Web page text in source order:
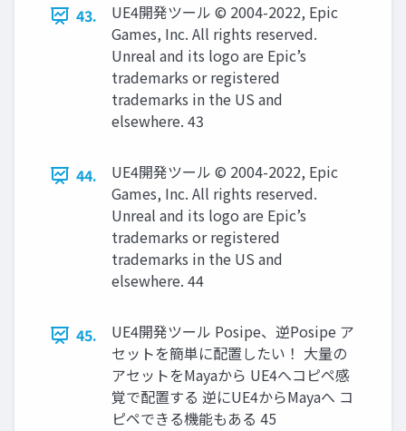
43.
UE4開発ツール © 2004-2022, Epic
Games, Inc. All rights reserved.
Unreal and its logo are Epic’s
trademarks or registered
trademarks in the US and
elsewhere. 43
44.
UE4開発ツール © 2004-2022, Epic
Games, Inc. All rights reserved.
Unreal and its logo are Epic’s
trademarks or registered
trademarks in the US and
elsewhere. 44
45.
UE4開発ツール Posipe、逆Posipe ア
セットを簡単に配置したい！ 大量の
アセットをMayaから UE4へコピペ感
覚で配置する 逆にUE4からMayaへ コ
ピペできる機能もある 45